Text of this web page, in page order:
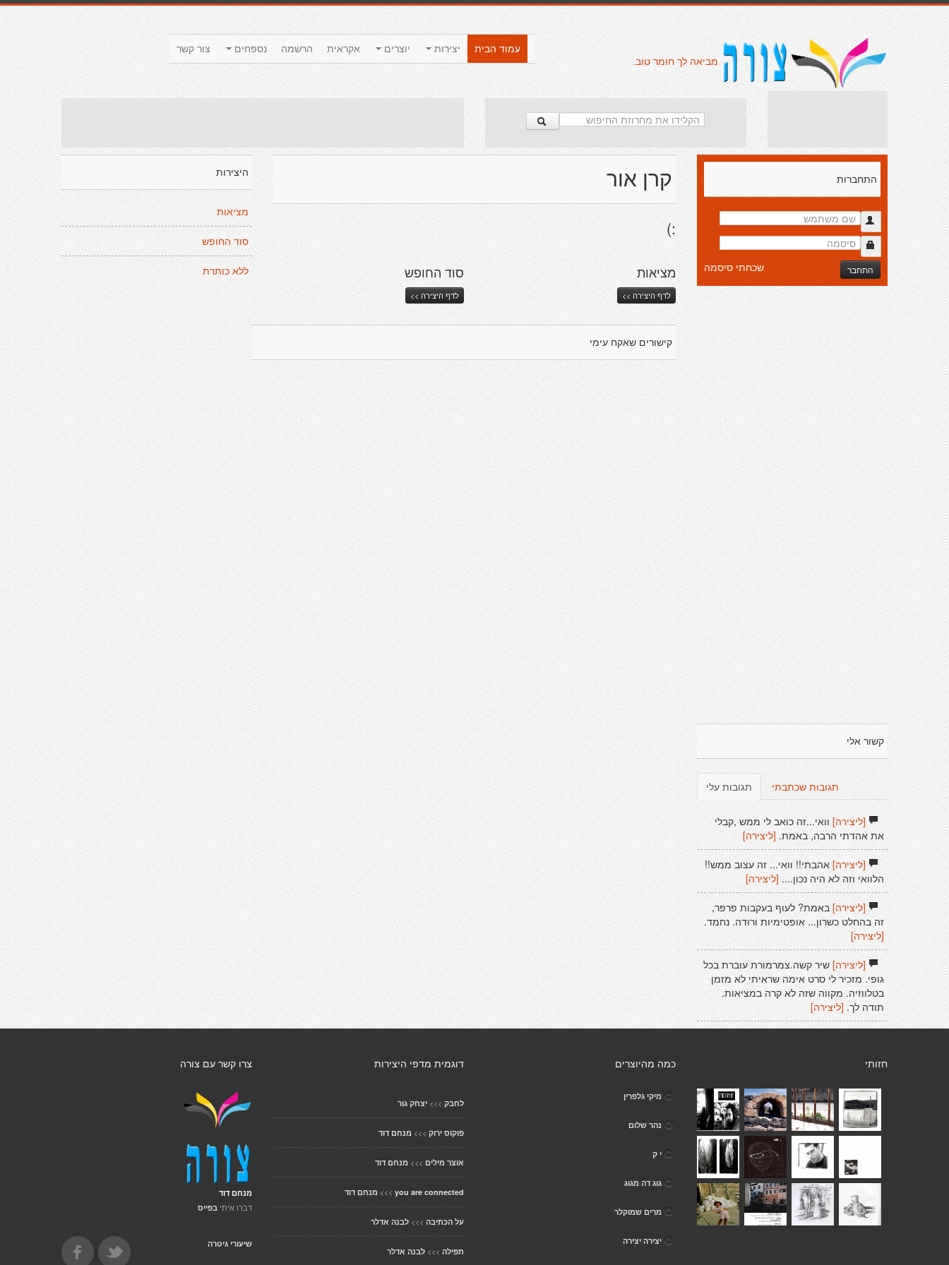
צור קשר נספחים הרשמה אקראית יוצרים יצירות
עמוד הבית
מביאה לך חומר טוב.
היצירות
מציאות
סוד החופש
ללא כותרת
קרן אור
:)
סוד החופש
לדף היצירה >>
מציאות
לדף היצירה >>
קישורים שאקח עימי
התחברות
התחבר שכחתי סיסמה
קשור אלי
תגובות עלי תגובות שכתבתי
[ליצירה]וואי...זה כואב לי ממש ,קבלי
את אהדתי הרבה, באמת.[ליצירה]
[ליצירה]אהבתי!! וואי... זה עצוב ממש!!
הלוואי וזה לא היה נכון....[ליצירה]
[ליצירה]באמת? לעוף בעקבות פרפר,
זה בהחלט כשרון... אופטימיות ורודה. נחמד.
[ליצירה]
[ליצירה]שיר קשה.צמרמורת עוברת בכל
גופי. מזכיר לי סרט אימה שראיתי לא מזמן
בטלווזיה. מקווה שזה לא קרה במציאות.
תודה לך. [ליצירה]
צרו קשר עם צורה
מנחם דוד
דברו איתי בפייס
שיעורי גיטרה
דוגמית מדפי היצירות
לחבק >>> יצחק גור
פוקוס ירוק >>> מנחם דוד
אוצר מילים >>> מנחם דוד
you are connected
>>> מנחם דוד
על הכתיבה >>> לבנה אדלר
תפילה >>> לבנה אדלר
כמה מהיוצרים
מיקי גלפרין
נהר שלום
י ק
גוג דה מגוג
מרים שמוקלר
יצירה יצירה
חזותי